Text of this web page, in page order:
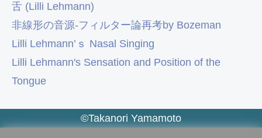
舌 (Lilli Lehmann)
非線形の音源-フィルター論再考by Bozeman
Lilli Lehmann’ｓ Nasal Singing
Lilli Lehmann's Sensation and Position of the
Tongue
©Takanori Yamamoto